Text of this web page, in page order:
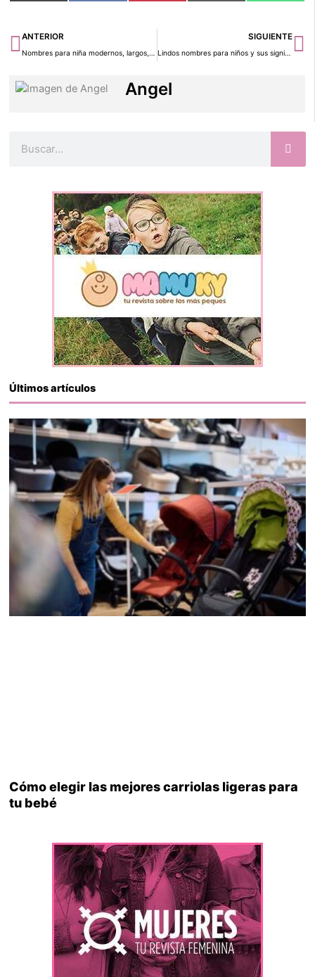
Ant
ANTERIOR
Nombres para niña modernos, largos, cortos, raros y sus definiciones
SIGUIENTE
Lindos nombres para niños y sus significados
Angel
Últimos artículos
Cómo elegir las mejores carriolas ligeras para
tu bebé